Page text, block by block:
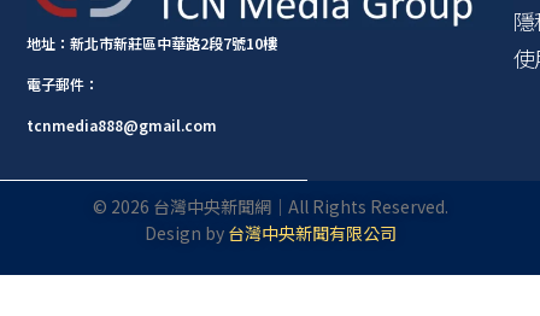
地址：新北市新莊區中華路2段7號10樓
電子郵件：
tcnmedia888@gmail.com
© 2026 台灣中央新聞網｜All Rights Reserved.
Design by 台灣中央新聞有限公司